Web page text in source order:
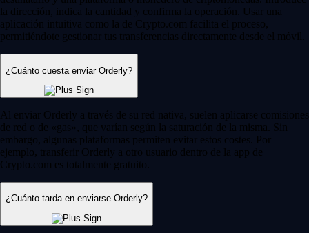
la dirección, indica la cantidad y confirma la operación. Usar una
aplicación intuitiva como la de Crypto.com facilita el proceso,
permitiéndote gestionar tus transferencias directamente desde el móvil.
¿Cuánto cuesta enviar Orderly?
Al enviar Orderly a través de su red nativa, suelen aplicarse comisiones
de red o de «gas», que varían según la saturación de la misma. Sin
embargo, algunas plataformas permiten evitar estos costes. Por
ejemplo, transferir Orderly a otro usuario dentro de la app de
Crypto.com es totalmente gratuito.
¿Cuánto tarda en enviarse Orderly?